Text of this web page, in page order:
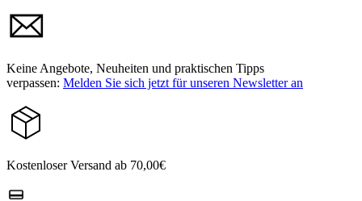
Keine Angebote, Neuheiten und praktischen Tipps
verpassen: Melden Sie sich jetzt für unseren Newsletter an
Kostenloser Versand ab 70,00€